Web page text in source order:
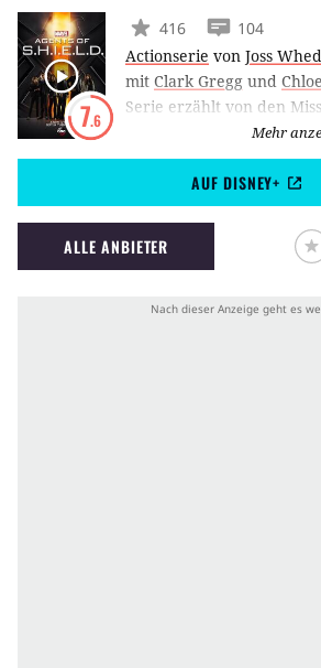
7.6
416
104
Actionserie von Joss
mit Clark Gregg und
Serie erzählt von den
der “Strategic Homeland
Enforcement and
“S.H.I.E.L.D.”, bekannt
Avengers”.
Mehr
AUF DISNEY+
ALLE ANBIETER